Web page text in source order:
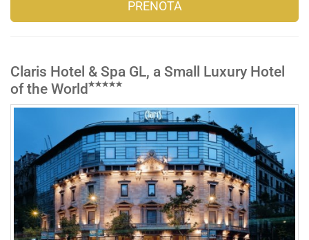
PRENOTA
Claris Hotel & Spa GL, a Small Luxury Hotel
of the World